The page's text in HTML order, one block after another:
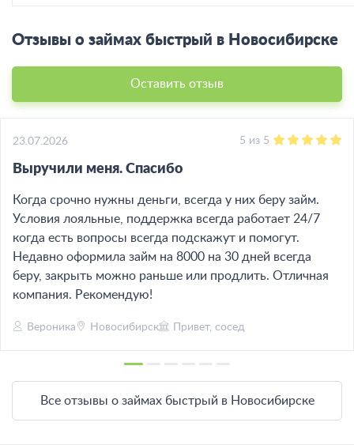
Отзывы о займах быстрый в Новосибирске
Оставить отзыв
23.07.2026 5 из 5
Выручили меня. Спасибо
Когда срочно нужны деньги, всегда у них беру займ.
Условия лояльные, поддержка всегда работает 24/7
когда есть вопросы всегда подскажут и помогут.
Недавно оформила займ на 8000 на 30 дней всегда
беру, закрыть можно раньше или продлить. Отличная
компания. Рекомендую!
Вероника Новосибирск Привет, сосед
Все отзывы о займах быстрый в Новосибирске